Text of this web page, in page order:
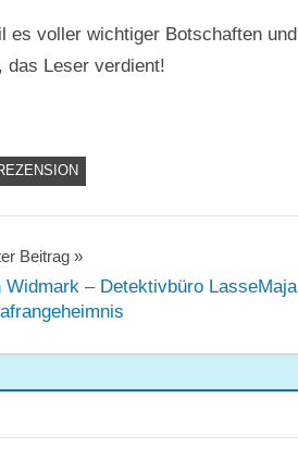
es voller wichtiger Botschaften und
das Leser verdient!
Beitrag
Widmark – Detektivbüro LasseMaja